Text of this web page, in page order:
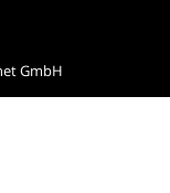
GmbH